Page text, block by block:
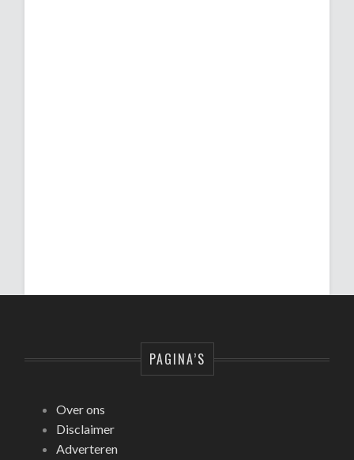
PAGINA’S
Over ons
Disclaimer
Adverteren